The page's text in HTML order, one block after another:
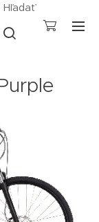
Hľadať